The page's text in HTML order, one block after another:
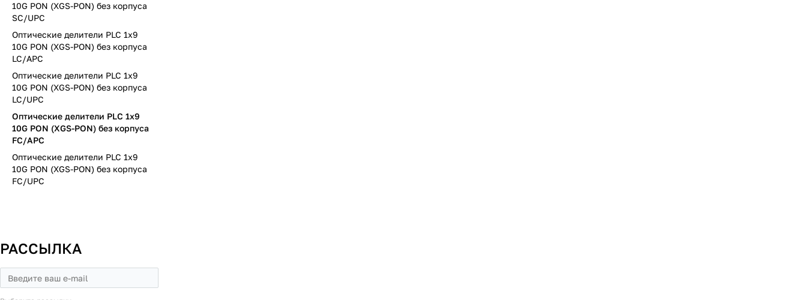
10G PON (XGS-PON) без корпуса
SC/UPC
Оптические делители PLC 1х9
10G PON (XGS-PON) без корпуса
LC/APC
Оптические делители PLC 1х9
10G PON (XGS-PON) без корпуса
LC/UPC
Оптические делители PLC 1х9
10G PON (XGS-PON) без корпуса
FC/APC
Оптические делители PLC 1х9
10G PON (XGS-PON) без корпуса
FC/UPC
РАССЫЛКА